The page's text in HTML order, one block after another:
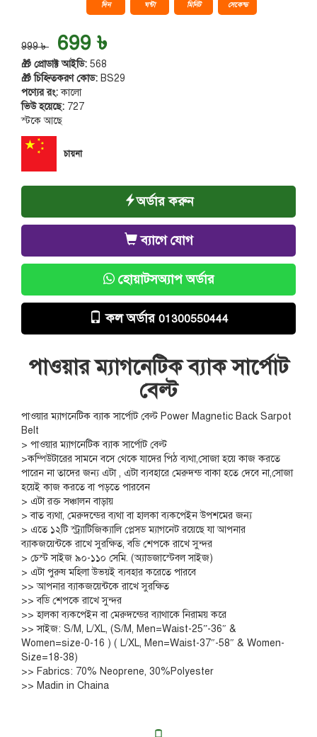
দিন ঘন্টা মিনিট সেকেন্ড
999 ৳ 699 ৳
🎁 প্রোডাক্ট আইডি: 568
🎁 চিহ্নিতকরণ কোড: BS29
পণ্যের রং:কালো
ভিউ হয়েছে: 727
স্টকে আছে
চায়না
অর্ডার করুন
ব্যাগে যোগ
হোয়াটসঅ্যাপ অর্ডার
কল অর্ডার 01300550444
পাওয়ার ম্যাগনেটিক ব্যাক সার্পোট
বেল্ট
পাওয়ার ম্যাগনেটিক ব্যাক সার্পোট বেল্ট Power Magnetic Back Sarpot
Belt
> পাওয়ার ম্যাগনেটিক ব্যাক সার্পোট বেল্ট
>কম্পিউটারের সামনে বসে থেকে যাদের পিঠ ব্যথা,সোজা হয়ে কাজ করতে
পারেন না তাদের জন্য এটা , এটা ব্যবহারে মেরুদন্ড বাকা হতে দেবে না,সোজা
হয়েই কাজ করতে বা পড়তে পারবেন
> এটা রক্ত সঞ্চালন বাড়ায়
> বাত ব্যথা, মেরুদন্ডের ব্যথা বা হালকা ব্যকপেইন উপশমের জন্য
> এতে ১২টি স্ট্র্যাটিজিক্যালি প্লেসড ম্যাগনেট রয়েছে যা আপনার
ব্যাকজয়েন্টকে রাখে সুরক্ষিত, বডি শেপকে রাখে সুন্দর
> চেস্ট সাইজ ৯০-১১০ সেমি. (অ্যাডজাস্টেবল সাইজ)
> এটা পুরুষ মহিলা উভয়ই ব্যবহার করেতে পারবে
>> আপনার ব্যাকজয়েন্টকে রাখে সুরক্ষিত
>> বডি শেপকে রাখে সুন্দর
>> হালকা ব্যকপেইন বা মেরুদন্ডের ব্যাথাকে নিরাময় করে
>> সাইজ: S/M, L/XL, (S/M, Men=Waist-25”-36″ &
Women=size-0-16 ) ( L/XL, Men=Waist-37″-58″ & Women-
Size=18-38)
>> Fabrics: 70% Neoprene, 30%Polyester
>> Madin in Chaina